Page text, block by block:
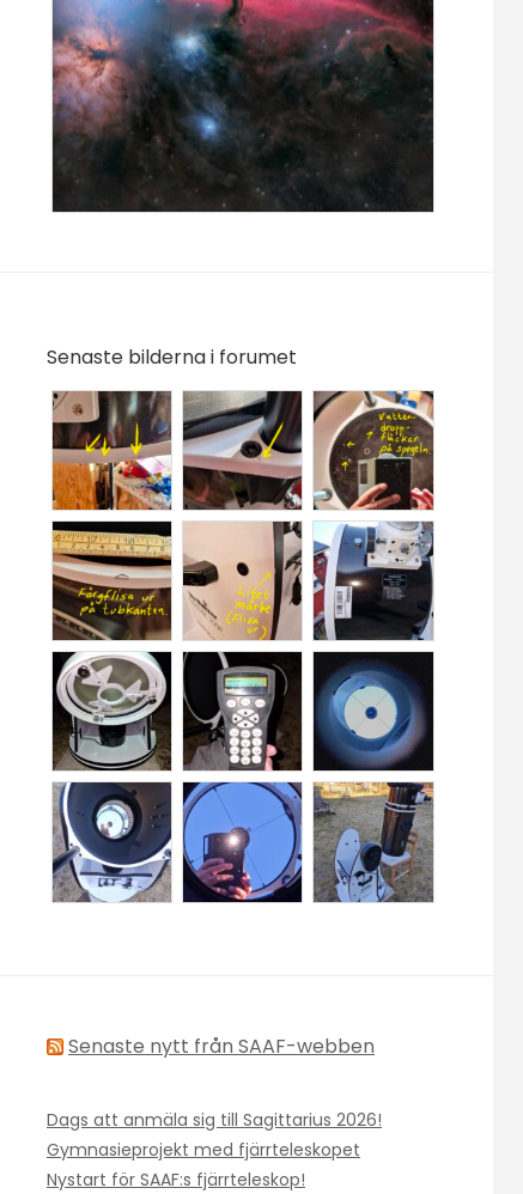
Senaste bilderna i forumet
Senaste nytt från SAAF-webben
Dags att anmäla sig till Sagittarius 2026!
Gymnasieprojekt med fjärrteleskopet
Nystart för SAAF:s fjärrteleskop!